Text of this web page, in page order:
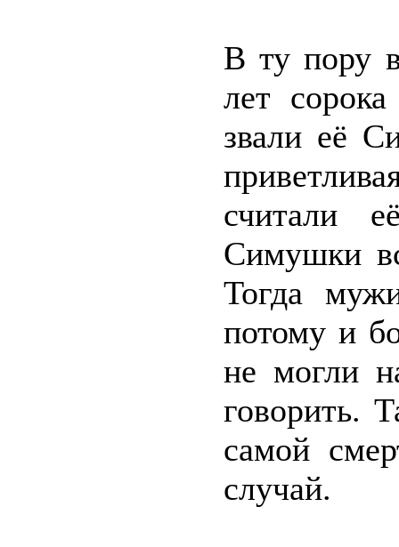
В ту пору
лет
звали её
считали
Симушки
Тогда
потому и
не могли
говорить.
самой
случай.